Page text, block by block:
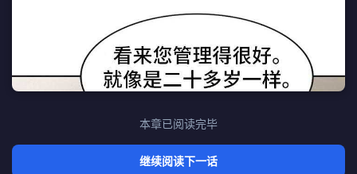
本章已阅读完毕
继续阅读下一话